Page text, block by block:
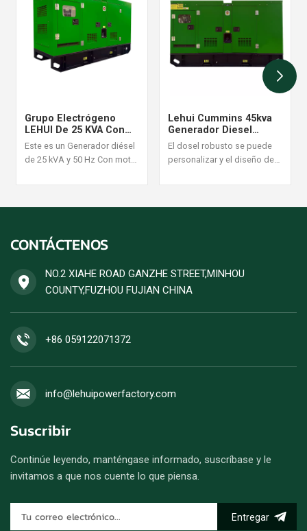
Grupo Electrógeno
LEHUI De 25 KVA Con
Arranque Automático Y
Monitoreo Remoto
Este es un Generador diésel
de 25 kVA y 50 Hz Con motor
para situaciones de
eficiencia de combustible.
generador diésel.
Lehui Cummins 45kva
Generador Diesel
Industrial Juego De
El dosel robusto se puede
personalizar y el diseño de
confiable, se acepta un
CONTÁCTENOS
NO.2 XIAHE ROAD GANZHE STREET,MINHOU
COUNTY,FUZHOU FUJIAN CHINA
+86 059122071372
info@lehuipowerfactory.com
Suscribir
Continúe leyendo, manténgase informado, suscríbase y le
invitamos a que nos cuente lo que piensa.
Entregar